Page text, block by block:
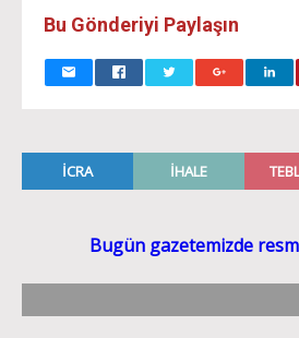
Bu Gönderiyi Paylaşın